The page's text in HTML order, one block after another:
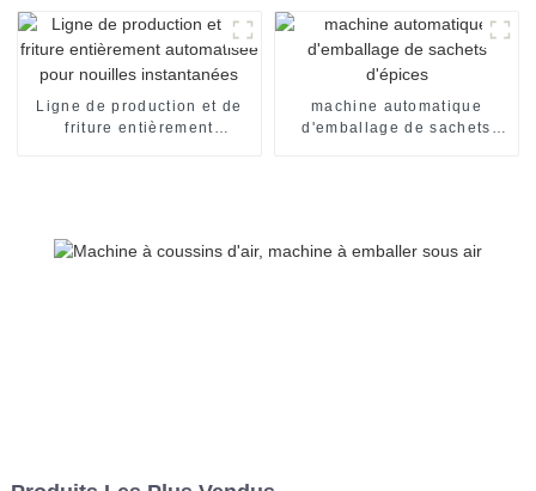
film rétractable, machine de
scellage
Ligne de production et de
friture entièrement
machine automatique
d'emballage de sachets